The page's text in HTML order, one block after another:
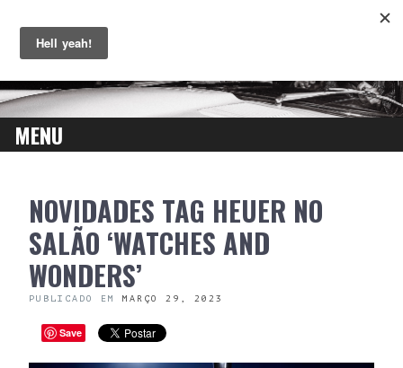
MENU
CONTENTNOVIDADES TAG HEUER NO
SALÃO ‘WATCHES AND
WONDERS’
PUBLICADO EM MARÇO 29, 2023
Save